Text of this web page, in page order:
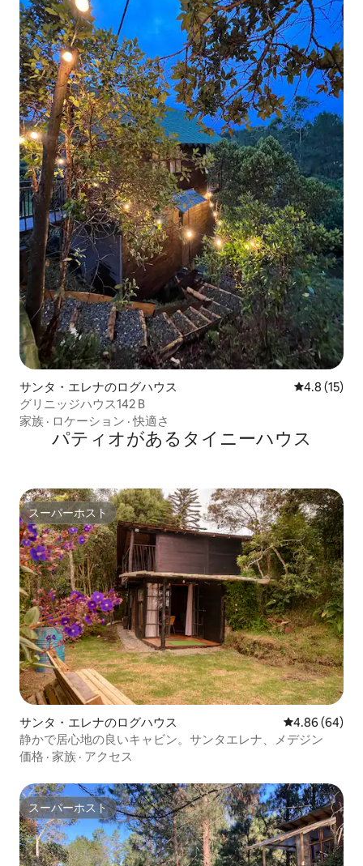
サンタ・エレナのログハウス レビュー15
4.8 (15)
グリニッジハウス142 B
家族 · ロケーション ·快適さ
パティオがあるタイニーハウス
スーパーホスト
スーパーホスト
サンタ・エレナのログハウス レビュー64件
4.86 (64)
静かで居心地の良いキャビン。サンタエレナ、メデジン
価格 · 家族 · アクセス
スーパーホスト
スーパーホスト